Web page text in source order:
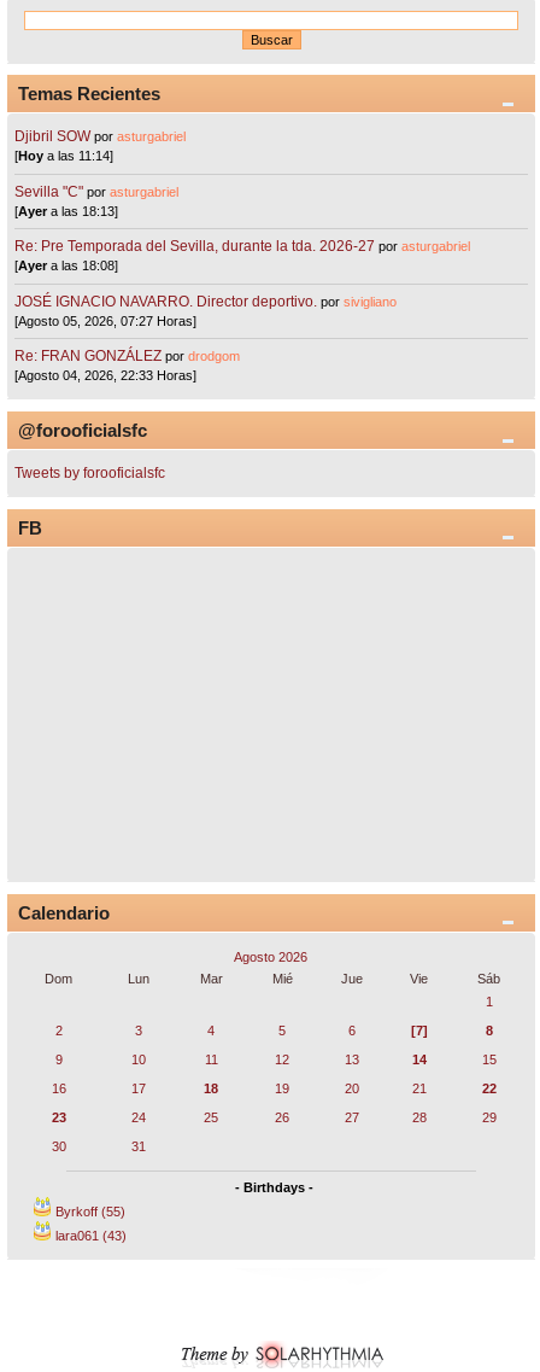
Temas Recientes
Djibril SOW porasturgabriel
[Hoy a las 11:14]
Sevilla "C"porasturgabriel
[Ayera las 18:13]
Re: Pre Temporada del Sevilla, durante la tda. 2026-27 porasturgabriel
[Ayera las 18:08]
JOSÉ IGNACIO NAVARRO. Director deportivo. porsivigliano
[Agosto 05, 2026, 07:27 Horas]
Re: FRAN GONZÁLEZ pordrodgom
[Agosto 04, 2026, 22:33 Horas]
@forooficialsfc
Tweets by forooficialsfc
FB
Calendario
Agosto 2026
Dom
Lun Mar Mié Jue Vie
Sáb
1
2
3 4 5 6 [7]
8
9
10 11 12 13 14
15
16
17 18 19 20 21
22
23
24 25 26 27 28
29
30
31
- Birthdays -
Byrkoff (55)
lara061 (43)